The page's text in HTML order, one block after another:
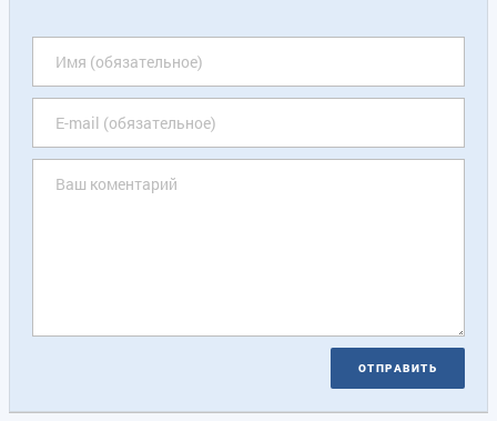
ОТПРАВИТЬ